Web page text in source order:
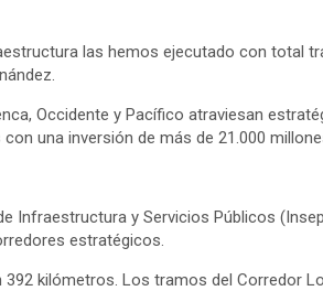
las hemos ejecutado con total
Occidente y Pacífico atraviesan
una inversión de más de 21.000
Infraestructura y Servicios Públicos
estratégicos.
kilómetros. Los tramos del Corredor